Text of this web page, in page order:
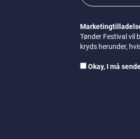
Tønder Festival vil
kryds herunder,
Okay, I må